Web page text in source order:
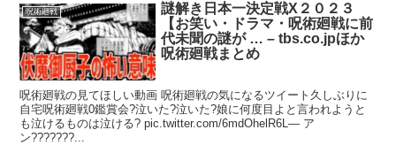
呪術廻戦
謎解き日本一決定戦Χ２０２３
【お笑い・ドラマ・呪術廻戦に前
代未聞の謎が … – tbs.co.jpほか
呪術廻戦まとめ
呪術廻戦の見てほしい動画 呪術廻戦の気になるツイート久しぶりに
自宅呪術廻戦0鑑賞会?泣いた?泣いた?娘に何度目よと言われようと
も泣けるものは泣ける? pic.twitter.com/6mdOhelR6L— ア
ン???????...